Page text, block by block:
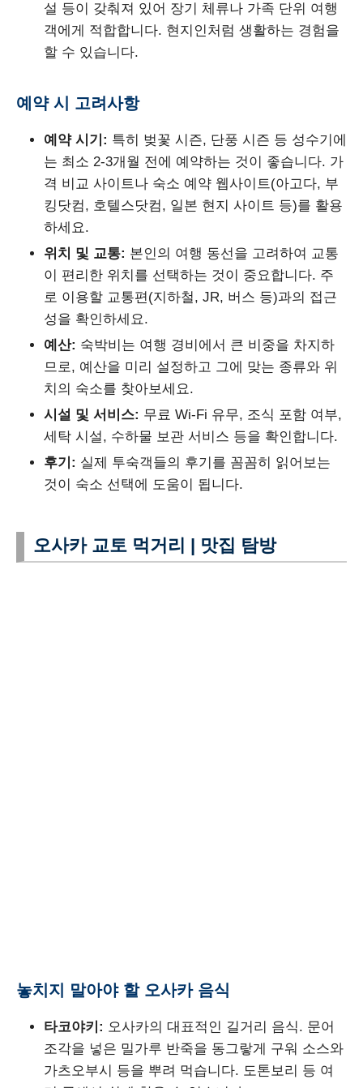
설 등이 갖춰져 있어 장기 체류나 가족 단위 여행
객에게 적합합니다. 현지인처럼 생활하는 경험을
할 수 있습니다.
예약 시 고려사항
예약 시기: 특히 벚꽃 시즌, 단풍 시즌 등 성수기에
는 최소 2-3개월 전에 예약하는 것이 좋습니다. 가
격 비교 사이트나 숙소 예약 웹사이트(아고다, 부
킹닷컴, 호텔스닷컴, 일본 현지 사이트 등)를 활용
하세요.
위치 및 교통: 본인의 여행 동선을 고려하여 교통
이 편리한 위치를 선택하는 것이 중요합니다. 주
로 이용할 교통편(지하철, JR, 버스 등)과의 접근
성을 확인하세요.
예산: 숙박비는 여행 경비에서 큰 비중을 차지하
므로, 예산을 미리 설정하고 그에 맞는 종류와 위
치의 숙소를 찾아보세요.
시설 및 서비스: 무료 Wi-Fi 유무, 조식 포함 여부,
세탁 시설, 수하물 보관 서비스 등을 확인합니다.
후기: 실제 투숙객들의 후기를 꼼꼼히 읽어보는
것이 숙소 선택에 도움이 됩니다.
오사카 교토 먹거리 | 맛집 탐방
놓치지 말아야 할 오사카 음식
타코야키: 오사카의 대표적인 길거리 음식. 문어
조각을 넣은 밀가루 반죽을 동그랗게 구워 소스와
가츠오부시 등을 뿌려 먹습니다. 도톤보리 등 여